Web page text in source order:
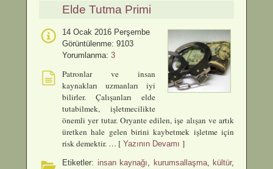
Elde Tutma Primi
14 Ocak 2016 Perşembe
Görüntülenme: 9103
Yorumlanma: 3
Patronlar ve insan
kaynakları uzmanları iyi
bilirler. Çalışanları elde
tutabilmek, işletmecilikte
önemli yer tutar. Oryante edilen, işe alışan ve artık
üretken hale gelen birini kaybetmek işletme için
risk demektir. … [ Yazının Devamı ]
Etiketler: insan kaynağı, kurumsallaşma, kültür,